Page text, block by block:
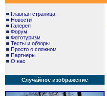
■ Главная страница
■ Новости
■ Галерея
■ Форум
■ Фототуризм
■ Тесты и обзоры
■ Просто о сложном
■ Партнеры
■ О нас
Случайное изображение